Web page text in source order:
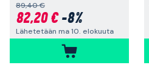
89,40 €
82,20 €-8%
Lähetetään ma 10. elokuuta